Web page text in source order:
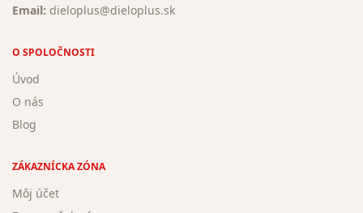
Email: dieloplus@dieloplus.sk
O SPOLOČNOSTI
Úvod
O nás
Blog
ZÁKAZNÍCKA ZÓNA
Môj účet